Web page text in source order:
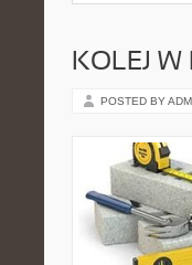
KOLEJ W
POSTED BY